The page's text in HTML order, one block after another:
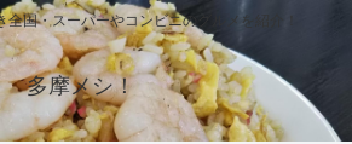
全国・スーパーやコンビニのグルメを紹介！
多摩メシ！